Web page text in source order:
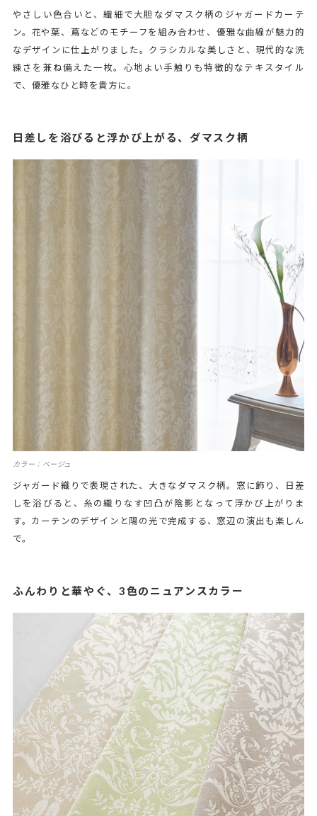
やさしい色合いと、繊細で大胆なダマスク柄のジャガードカーテ
ン。花や葉、蔦などのモチーフを組み合わせ、優雅な曲線が魅力的
なデザインに仕上がりました。クラシカルな美しさと、現代的な洗
練さを兼ね備えた一枚。心地よい手触りも特徴的なテキスタイル
で、優雅なひと時を貴方に。
日差しを浴びると浮かび上がる、ダマスク柄
カラー：ベージュ
ジャガード織りで表現された、大きなダマスク柄。窓に飾り、日差
しを浴びると、糸の織りなす凹凸が陰影となって浮かび上がりま
す。カーテンのデザインと陽の光で完成する、窓辺の演出も楽しん
で。
ふんわりと華やぐ、3色のニュアンスカラー